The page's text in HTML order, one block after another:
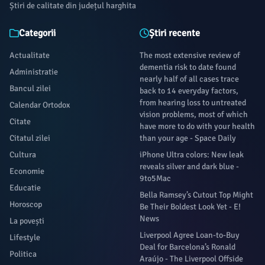
Știri de calitate din județul harghita
Categorii
Actualitate
Administratie
Bancul zilei
Calendar Ortodox
Citate
Citatul zilei
Cultura
Economie
Educatie
Horoscop
La povești
Lifestyle
Politica
Știri recente
The most extensive review of
dementia risk to date found
nearly half of all cases trace
back to 14 everyday factors,
from hearing loss to untreated
vision problems, most of which
have more to do with your health
than your age - Space Daily
iPhone Ultra colors: New leak
reveals silver and dark blue -
9to5Mac
Bella Ramsey’s Cutout Top Might
Be Their Boldest Look Yet - E!
News
Liverpool Agree Loan-to-Buy
Deal for Barcelona’s Ronald
Araújo - The Liverpool Offside